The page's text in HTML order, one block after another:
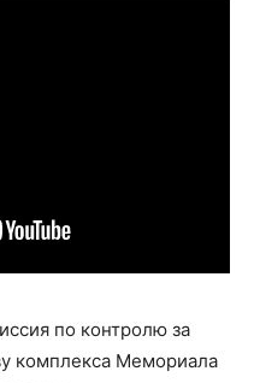
по контролю за
комплекса Мемориала